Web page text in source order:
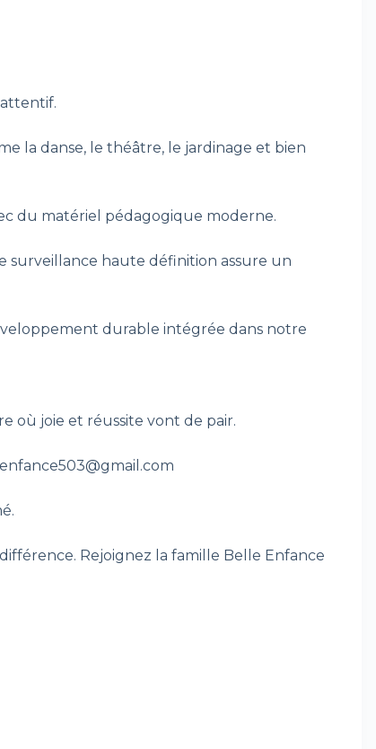
la danse, le théâtre, le jardinage et bien
du matériel pédagogique moderne.
surveillance haute définition assure un
durable intégrée dans notre
où joie et réussite vont de pair.
Rejoignez la famille Belle Enfance